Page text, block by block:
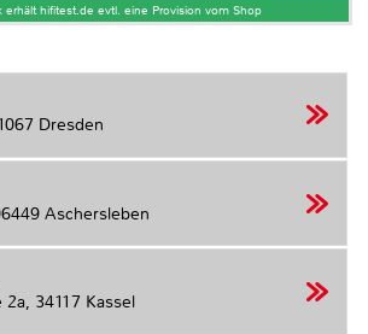
hifitest.de evtl. eine Provision vom Shop
Dresden
Aschersleben
2a, 34117 Kassel